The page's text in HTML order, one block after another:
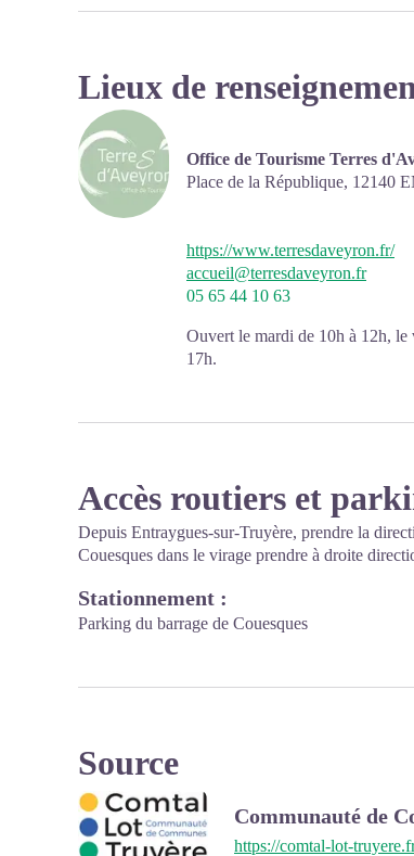
Lieux de
Office de Tourisme Terres
Place de la République, 12140
https://www.terresdaveyron.fr/
accueil@terresdaveyron.fr
05 65 44 10 63
Ouvert le mardi de 10h à 12h, le
17h.
Accès routiers et
Depuis Entraygues-sur-Truyère, prendre la
Couesques dans le virage prendre à droite
Stationnement :
Parking du barrage de Couesques
Source
Communauté de
https://comtal-lot-